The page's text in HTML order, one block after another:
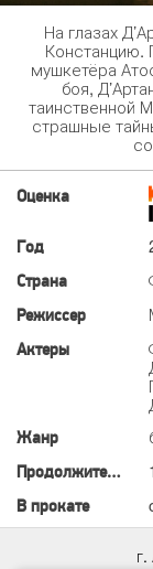
На глазах
Констанцию.
мушкетёра
боя,
таинственной
страшные
Оценка
Год
Страна
Режиссер
Актеры
Жанр
Продолжительность
В прокате